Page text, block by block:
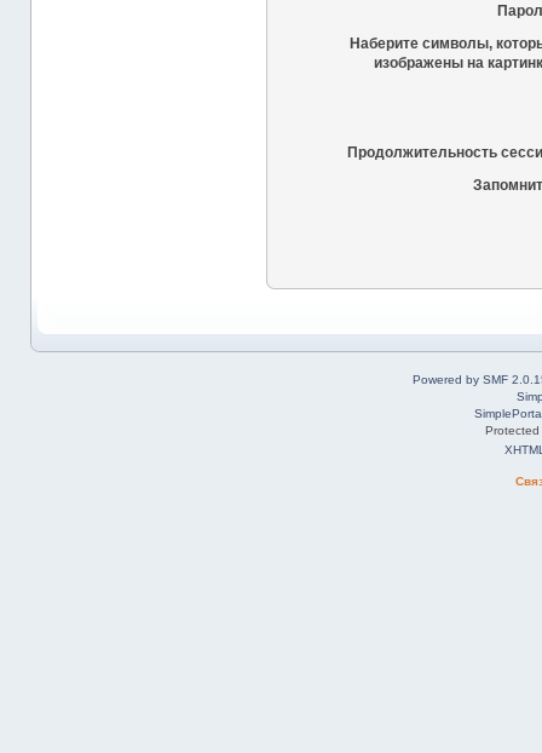
Наберите символы,
изображены на
Продолжительность
Powered by SMF